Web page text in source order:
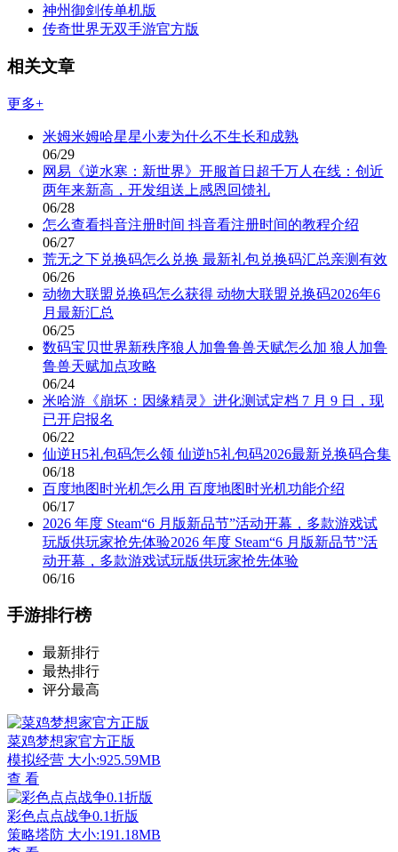
神州御剑传单机版
传奇世界无双手游官方版
相关文章
更多+
米姆米姆哈星星小麦为什么不生长和成熟
06/29
网易《逆水寒：新世界》开服首日超千万人在线：创近
两年来新高，开发组送上感恩回馈礼
06/28
怎么查看抖音注册时间 抖音看注册时间的教程介绍
06/27
荒无之下兑换码怎么兑换 最新礼包兑换码汇总亲测有效
06/26
动物大联盟兑换码怎么获得 动物大联盟兑换码2026年6
月最新汇总
06/25
数码宝贝世界新秩序狼人加鲁鲁兽天赋怎么加 狼人加鲁
鲁兽天赋加点攻略
06/24
米哈游《崩坏：因缘精灵》进化测试定档 7 月 9 日，现
已开启报名
06/22
仙逆H5礼包码怎么领 仙逆h5礼包码2026最新兑换码合集
06/18
百度地图时光机怎么用 百度地图时光机功能介绍
06/17
2026 年度 Steam“6 月版新品节”活动开幕，多款游戏试
玩版供玩家抢先体验2026 年度 Steam“6 月版新品节”活
动开幕，多款游戏试玩版供玩家抢先体验
06/16
手游排行榜
最新排行
最热排行
评分最高
菜鸡梦想家官方正版
模拟经营 大小:925.59MB
查 看
彩色点点战争0.1折版
策略塔防 大小:191.18MB